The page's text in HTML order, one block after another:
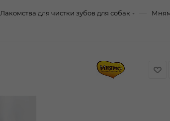
Лакомства для чистки зубов для собак